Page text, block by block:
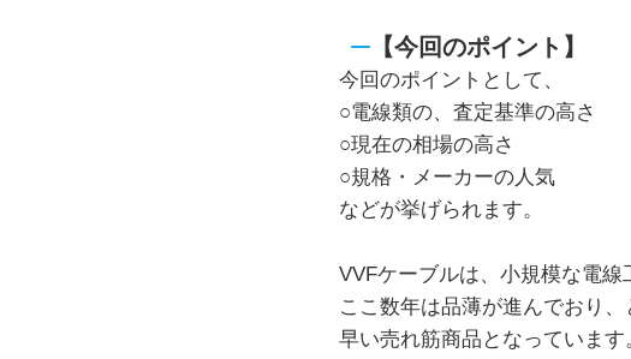
【今回のポイント】
今回のポイントとして、
○電線類の、査定基準の高さ
○現在の相場の高さ
○規格・メーカーの人気
などが挙げられます。
VVFケーブルは、小規模な電線
ここ数年は品薄が進んでおり
早い売れ筋商品となっています